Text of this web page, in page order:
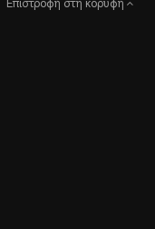
Επιστροφή στη κορυφή